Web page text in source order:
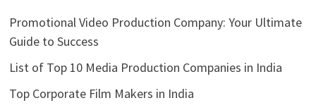
Promotional Video Production Company: Your Ultimate
Guide to Success
List of Top 10 Media Production Companies in India
Top Corporate Film Makers in India